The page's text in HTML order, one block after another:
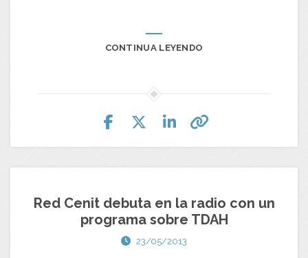
CONTINUA LEYENDO
Red Cenit debuta en la radio con un
programa sobre TDAH
23/05/2013